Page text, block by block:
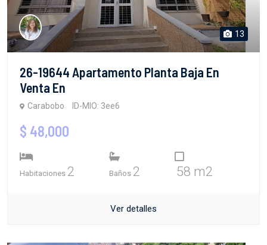
13
26-19644 Apartamento Planta Baja En
Venta En
Carabobo ID-MIO: 3ee6
$ 48,000
Habitaciones 2 Baños 2 58 m2
Ver detalles